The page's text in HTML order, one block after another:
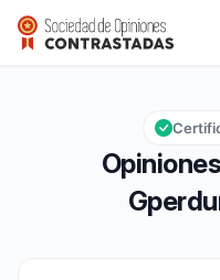
Gperdumesaiguilles
Calificación global: 9,5 de
9,5/10